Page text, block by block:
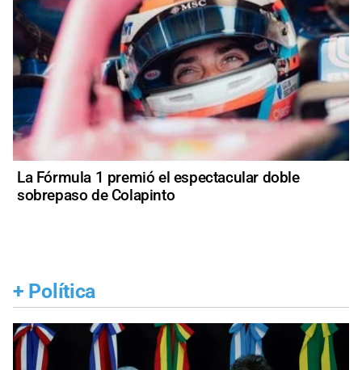
La Fórmula 1 premió el espectacular doble
sobrepaso de Colapinto
+ Política